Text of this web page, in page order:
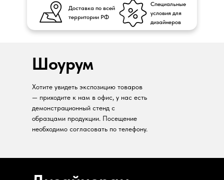
Доставка по всей
территории РФ
Специальные
условия для
дизайнеров
Шоурум
Хотите увидеть экспозицию товаров
— приходите к нам в офис, у нас есть
демонстрационный стенд с
образцами продукции. Посещение
необходимо согласовать по телефону.